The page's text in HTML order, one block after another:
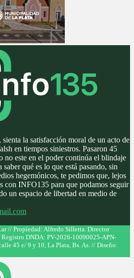
la satisfacción moral de un acto de
en tiempos siniestros. Pasaron 45
no este en el poder continúa el blindaje
qué es lo que está pasando, sin
hegemónicos, te pedimos que, lejos
con INFO135 para que podamos seguir
un espacio de libertad en medio de
// Propiedad: Alfredo Silletta. Director
DNDA: PV-2026-10090025-APN-
45 e/ 9 y 10, La Plata, Bs. As. // Diseño: